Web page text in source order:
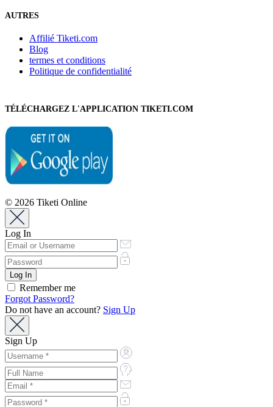
AUTRES
Affilié Tiketi.com
Blog
termes et conditions
Politique de confidentialité
TÉLÉCHARGEZ L'APPLICATION TIKETI.COM
© 2026 Tiketi Online
Log In
Remember me
Forgot Password?
Do not have an account? Sign Up
Sign Up